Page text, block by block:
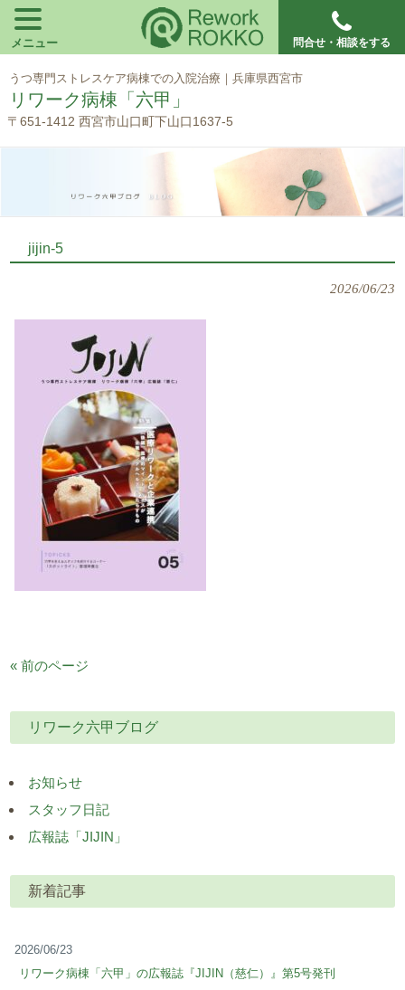
うつ専門ストレスケア病棟での入院治療｜兵庫県西宮市
リワーク病棟「六甲」
〒651-1412 西宮市山口町下山口1637-5
問合せ・相談をする
jijin-5
2026/06/23
« 前のページ
リワーク六甲ブログ
お知らせ
スタッフ日記
広報誌「JIJIN」
新着記事
2026/06/23
リワーク病棟「六甲」の広報誌『JIJIN（慈仁）』第5号発刊
メニュー